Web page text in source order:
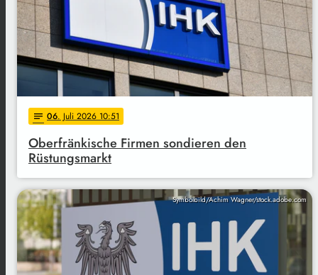
notes 06. Juli 2026 10:51
Oberfränkische Firmen sondieren den
Rüstungsmarkt
Symbolbild/Achim Wagner/stock.adobe.com